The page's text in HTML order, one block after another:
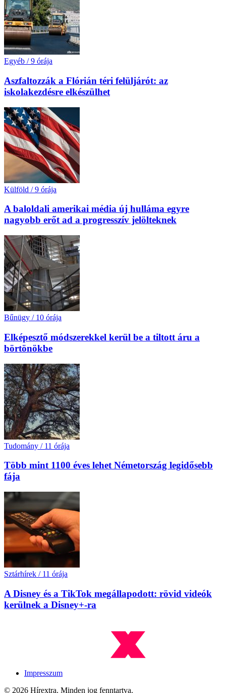
Egyéb / 9 órája
Aszfaltozzák a Flórián téri felüljárót: az
iskolakezdésre elkészülhet
Külföld / 9 órája
A baloldali amerikai média új hulláma egyre
nagyobb erőt ad a progresszív jelölteknek
Bűnügy / 10 órája
Elképesztő módszerekkel kerül be a tiltott áru a
börtönökbe
Tudomány / 11 órája
Több mint 1100 éves lehet Németország legidősebb
fája
Sztárhírek / 11 órája
A Disney és a TikTok megállapodott: rövid videók
kerülnek a Disney+-ra
Impresszum
© 2026 Hírextra. Minden jog fenntartva.